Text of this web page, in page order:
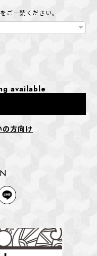
ご一読ください。
available
の方向け